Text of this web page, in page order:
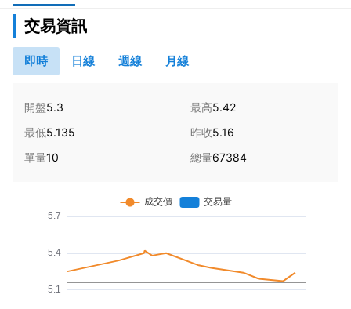
交易資訊
即時 日線 週線 月線
開盤5.3 最高5.42
最低5.135 昨收5.16
單量10 總量67384